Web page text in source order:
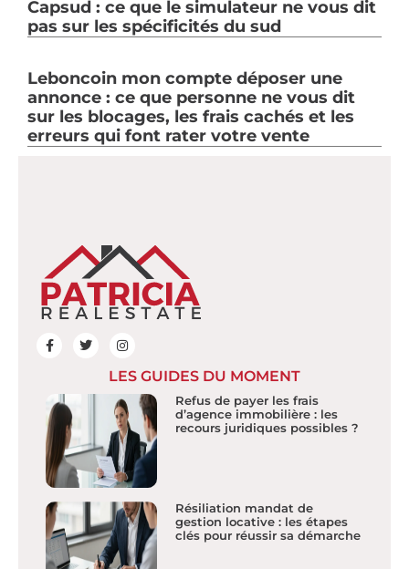
Capsud : ce que le simulateur ne vous dit
pas sur les spécificités du sud
Leboncoin mon compte déposer une
annonce : ce que personne ne vous dit
sur les blocages, les frais cachés et les
erreurs qui font rater votre vente
LES GUIDES DU MOMENT
Refus de payer les frais
d’agence immobilière : les
recours juridiques possibles ?
Résiliation mandat de
gestion locative : les étapes
clés pour réussir sa démarche